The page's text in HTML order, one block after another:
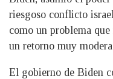
riesgoso conflicto
como un problema
un retorno muy
El gobierno de Biden